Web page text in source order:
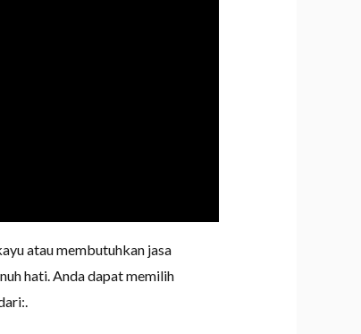
atau membutuhkan jasa
hati. Anda dapat memilih